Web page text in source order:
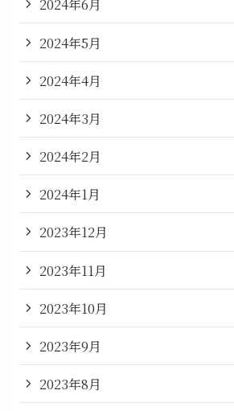
2024年6月
2024年5月
2024年4月
2024年3月
2024年2月
2024年1月
2023年12月
2023年11月
2023年10月
2023年9月
2023年8月